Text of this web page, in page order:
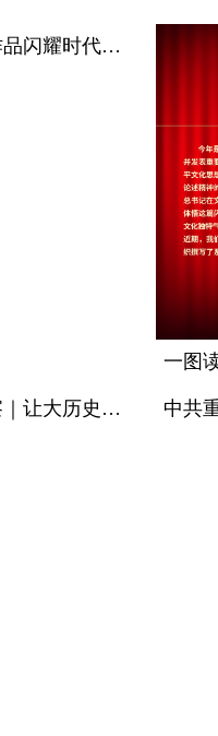
让文艺作品闪耀时代的辉光
文艺观察｜​让大历史观大时代观照亮文艺创作前路